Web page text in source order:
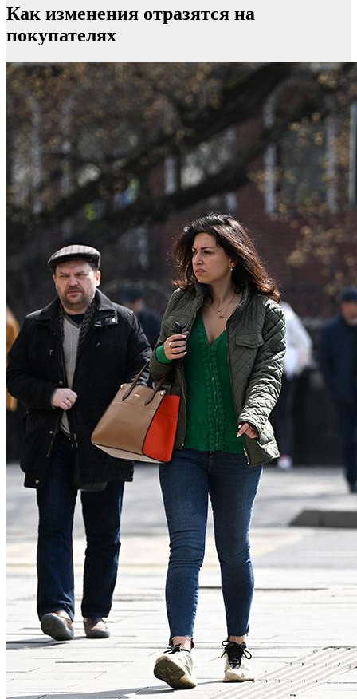
Как изменения отразятся на
покупателях